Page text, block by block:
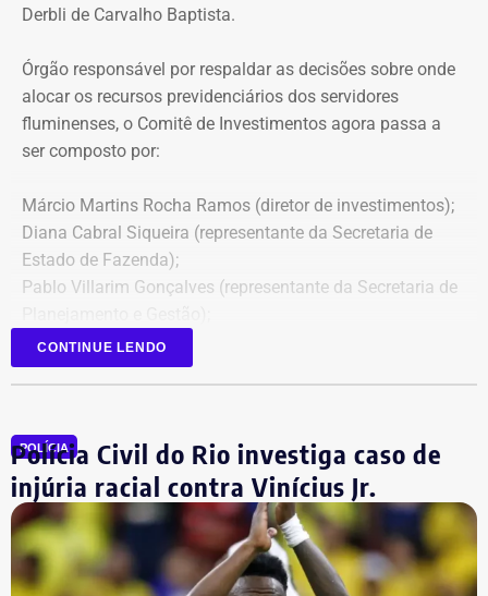
Derbli de Carvalho Baptista.
Órgão responsável por respaldar as decisões sobre onde
alocar os recursos previdenciários dos servidores
fluminenses, o Comitê de Investimentos agora passa a
ser composto por:
Márcio Martins Rocha Ramos (diretor de investimentos);
Diana Cabral Siqueira (representante da Secretaria de
Estado de Fazenda);
Pablo Villarim Gonçalves (representante da Secretaria de
Alisson José Ramos Batista (servidor do Corpo Técnico
do Rioprevidência);
Retroatividade de atos para garantir
segurança jurídica
Um dos pontos de destaque no ato administrativo é a
CONTINUE LENDO
POLÍCIA
Polícia Civil do Rio investiga caso de
injúria racial contra Vinícius Jr.